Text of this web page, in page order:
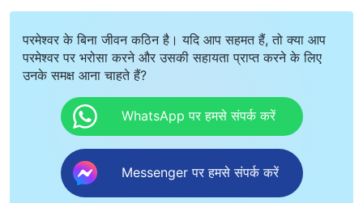
परमेश्वर के बिना जीवन कठिन है। यदि आप सहमत हैं, तो क्या आप
परमेश्वर पर भरोसा करने और उसकी सहायता प्राप्त करने के लिए
उनके समक्ष आना चाहते हैं?
WhatsApp पर हमसे संपर्क करें
Messenger पर हमसे संपर्क करें